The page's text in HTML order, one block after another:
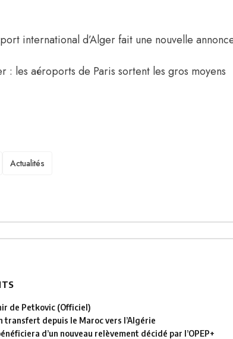
international d’Alger fait une nouvelle
: les aéroports de Paris sortent les gros moyens
Actualités
de Petkovic (Officiel)
transfert depuis le Maroc vers l’Algérie
d’un nouveau relèvement décidé par l’OPEP+